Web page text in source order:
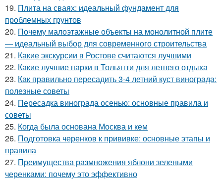
19. Плита на сваях: идеальный фундамент для
проблемных грунтов
20. Почему малоэтажные объекты на монолитной плите
— идеальный выбор для современного строительства
21. Какие экскурсии в Ростове считаются лучшими
22. Какие лучшие парки в Тольятти для летнего отдыха
23. Как правильно пересадить 3-4 летний куст винограда:
полезные советы
24. Пересадка винограда осенью: основные правила и
советы
25. Когда была основана Москва и кем
26. Подготовка черенков к прививке: основные этапы и
правила
27. Преимущества размножения яблони зелеными
черенками: почему это эффективно